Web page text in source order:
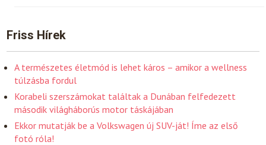
Friss Hírek
A természetes életmód is lehet káros – amikor a wellness
túlzásba fordul
Korabeli szerszámokat találtak a Dunában felfedezett
második világháborús motor táskájában
Ekkor mutatják be a Volkswagen új SUV-ját! Íme az első
fotó róla!